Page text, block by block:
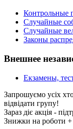
Контрольные
Случайные
Случайные
Законы
Внешнее
Екзамены,
Запрошуємо усіх
відвідати групу!
Зараз діє акція -
Знижки на роботи +